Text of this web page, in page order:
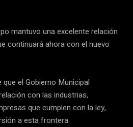
mantuvo una excelente relación
continuará ahora con el nuevo
el Gobierno Municipal
con las industrias,
que cumplen con la ley,
a esta frontera.